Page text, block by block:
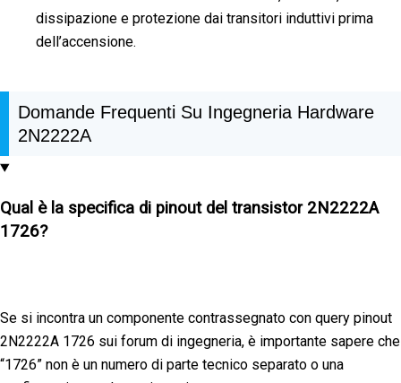
dissipazione e protezione dai transitori induttivi prima
dell’accensione.
Domande Frequenti Su Ingegneria Hardware
2N2222A
Qual è la specifica di pinout del transistor 2N2222A
1726?
Se si incontra un componente contrassegnato con query pinout
2N2222A 1726 sui forum di ingegneria, è importante sapere che
“1726” non è un numero di parte tecnico separato o una